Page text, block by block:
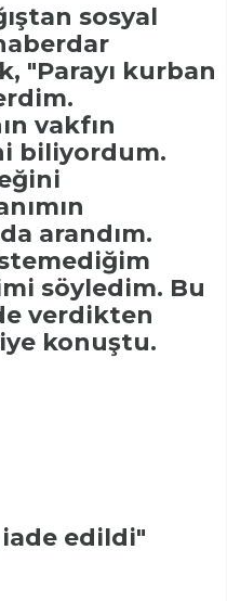
sosyal
"Parayı kurban
vakfın
biliyordum.
arandım.
söyledim. Bu
verdikten
konuştu.
edildi"